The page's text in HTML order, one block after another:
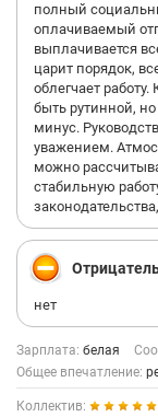
полный
оплачиваемый
выплачивается
царит порядок,
облегчает
быть рутинной,
минус.
уважением.
можно
стабильную
нет
Зарплата: белая
Общее впечатление:
Коллектив: